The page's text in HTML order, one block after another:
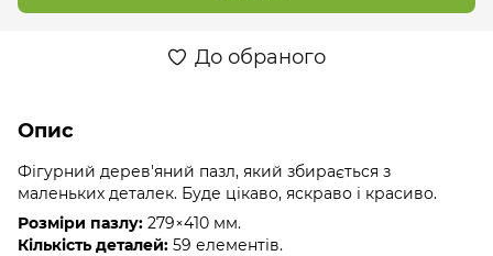
До обраного
Опис
Фігурний дерев'яний пазл, який збирається з
маленьких деталек. Буде цікаво, яскраво і красиво.
Розміри пазлу: 279×410 мм.
Кількість деталей: 59 елементів.